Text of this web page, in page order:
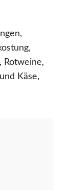
Rotweine,
Käse,